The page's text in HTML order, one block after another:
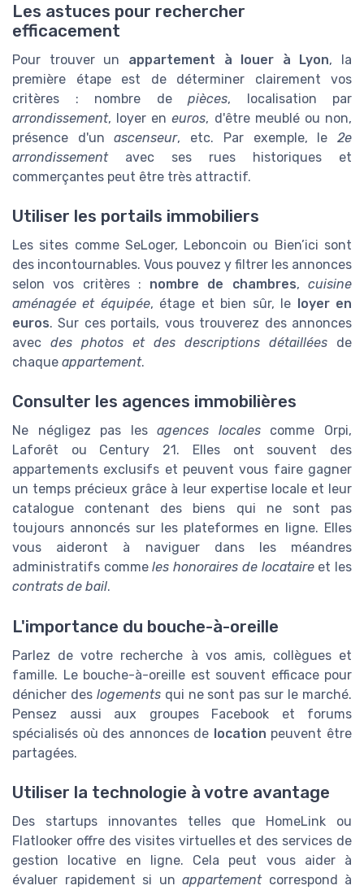
Les astuces pour rechercher
efficacement
Pour trouver un appartement à louer à Lyon, la
première étape est de déterminer clairement vos
critères : nombre de pièces, localisation par
arrondissement, loyer eneuros, d'être meublé ou non,
présence d'unascenseur, etc. Par exemple, le2e
arrondissementavec ses rues historiques et
commerçantes peut être très attractif.
Utiliser les portails immobiliers
Les sites comme SeLoger, Leboncoin ou Bien’ici sont
des incontournables. Vous pouvez y filtrer les annonces
selon vos critères : nombre de chambres,cuisine
aménagée et équipée, étage et bien sûr, le loyer en
euros. Sur ces portails, vous trouverez des annonces
avec des photos et des descriptions détaillées de
chaque appartement.
Consulter les agences immobilières
Ne négligez pas lesagences localescomme Orpi,
Laforêt ou Century 21. Elles ont souvent des
appartements exclusifs et peuvent vous faire gagner
un temps précieux grâce à leur expertise locale et leur
catalogue contenant des biens qui ne sont pas
toujours annoncés sur les plateformes en ligne. Elles
vous aideront à naviguer dans les méandres
administratifs commeles honoraires de locataireet les
contrats de bail.
L'importance du bouche-à-oreille
Parlez de votre recherche à vos amis, collègues et
famille. Le bouche-à-oreille est souvent efficace pour
dénicher des logementsqui ne sont pas sur le marché.
Pensez aussi aux groupes Facebook et forums
spécialisés où des annonces de location peuvent être
partagées.
Utiliser la technologie à votre avantage
Des startups innovantes telles que HomeLink ou
Flatlooker offre des visites virtuelles et des services de
gestion locative en ligne. Cela peut vous aider à
évaluer rapidement si un appartementcorrespond à